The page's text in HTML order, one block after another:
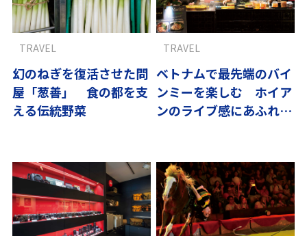
幻のねぎを復活させた問
屋「葱善」 食の都を支
える伝統野菜
TRAVEL
ベトナムで最先端のバイ
ンミーを楽しむ ホイア
ンのライブ感にあふれる
TRAVEL